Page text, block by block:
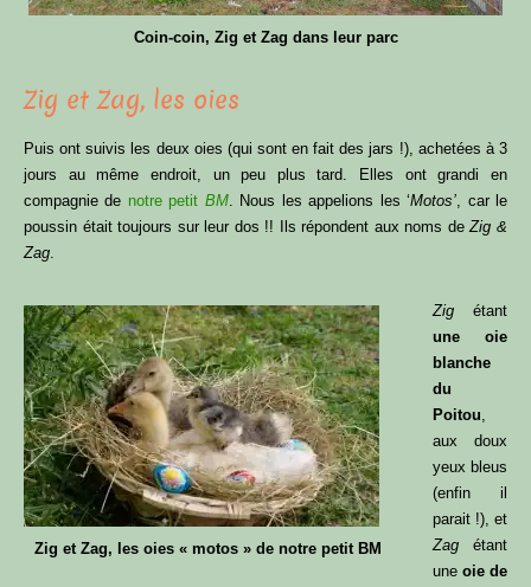
Coin-coin, Zig et Zag dans leur parc
Zig et Zag, les oies
Puis ont suivis les deux oies (qui sont en fait des jars !), achetées à 3
jours au même endroit, un peu plus tard. Elles ont grandi en
compagnie de notre petit BM. Nous les appelions les ‘Motos’, car le
poussin était toujours sur leur dos !! Ils répondent aux noms deZig &
Zag.
Zig et Zag, les oies « motos » de notre petit BM
Zig étant
une oie
blanche
du
Poitou,
aux doux
yeux bleus
(enfin il
parait !), et
Zag étant
une oie de